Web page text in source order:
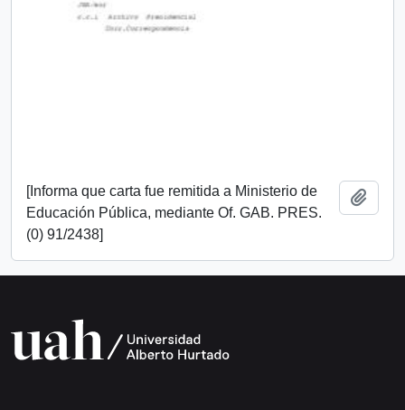
[Informa que carta fue remitida a Ministerio de
Educación Pública, mediante Of. GAB. PRES.
(0) 91/2438]